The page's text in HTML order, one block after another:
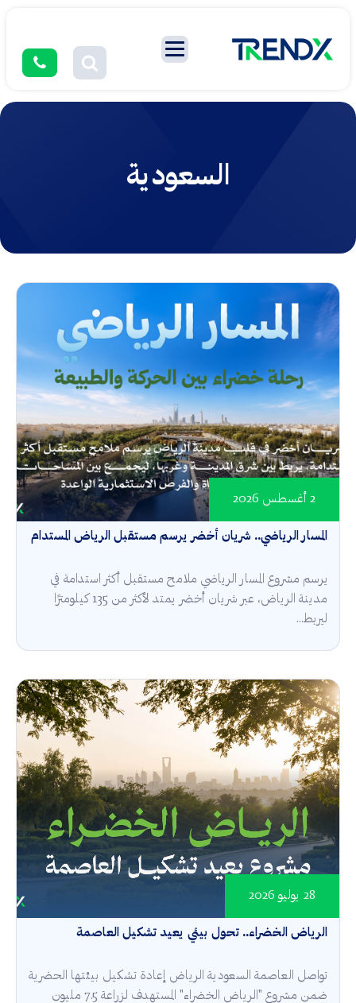
السعودية
المسار الرياضي.. شريان أخضر يرسم مستقبل الرياض المستدام
2 أغسطس 2026
يرسم مشروع المسار الرياضي ملامح مستقبل أكثر استدامة في
مدينة الرياض، عبر شريان أخضر يمتد لأكثر من 135 كيلومترًا
ليربط...
الرياض الخضراء.. تحول بيئي يعيد تشكيل العاصمة
28 يوليو 2026
تواصل العاصمة السعودية الرياض إعادة تشكيل بيئتها الحضرية
ضمن مشروع "الرياض الخضراء" المستهدف لزراعة 7.5 مليون